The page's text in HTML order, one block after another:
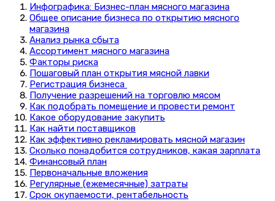
Инфографика: Бизнес-план мясного магазина
Общее описание бизнеса по открытию мясного
магазина
Анализ рынка сбыта
Ассортимент мясного магазина
Факторы риска
Пошаговый план открытия мясной лавки
Регистрация бизнеса
Получение разрешений на торговлю мясом
Как подобрать помещение и провести ремонт
Какое оборудование закупить
Как найти поставщиков
Как эффективно рекламировать мясной магазин
Сколько понадобится сотрудников, какая зарплата
Финансовый план
Первоначальные вложения
Регулярные (ежемесячные) затраты
Срок окупаемости, рентабельность